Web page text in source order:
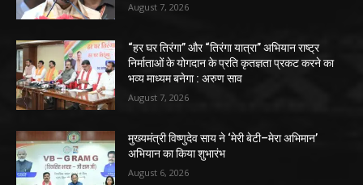
August 7, 2026
“हर घर तिरंगा” और “तिरंगा यात्रा” अभियान राष्ट्र
निर्माताओं के योगदान के प्रति कृतज्ञता प्रकट करने का
भव्य माध्यम बनेगा : अरुण साव
August 7, 2026
मुख्यमंत्री विष्णुदेव साय ने ‘मेरी बेटी–मेरा अभिमान’
अभियान का किया शुभारंभ
August 6, 2026